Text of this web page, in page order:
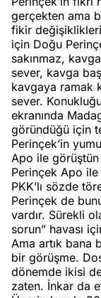
gerçekten ama
fikir
için Doğu
sakınmaz,
sever, kavga
kavgaya ramak
sever.
ekranında
göründüğü için
Perinçek’in
Apo ile
Perinçek Apo
PKK’lı sözde
Perinçek de
vardır. Sürekli
sorun” havası
Ama artık bana
bir görüşme.
dönemde ikisi
zaten. İnkar da